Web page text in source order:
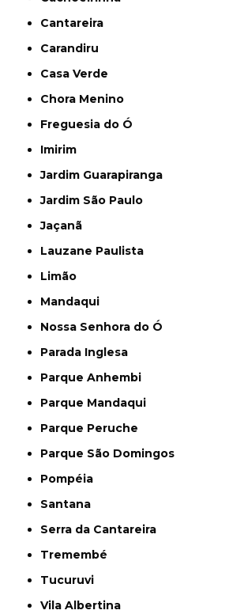
Cantareira
Carandiru
Casa Verde
Chora Menino
Freguesia do Ó
Imirim
Jardim Guarapiranga
Jardim São Paulo
Jaçanã
Lauzane Paulista
Limão
Mandaqui
Nossa Senhora do Ó
Parada Inglesa
Parque Anhembi
Parque Mandaqui
Parque Peruche
Parque São Domingos
Pompéia
Santana
Serra da Cantareira
Tremembé
Tucuruvi
Vila Albertina